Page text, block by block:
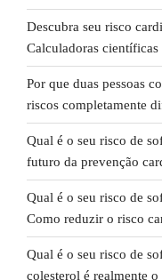
Descubra seu risco
Calculadoras científicas
Por que duas pessoas
riscos completamente
Qual é o seu risco de
futuro da prevenção
Qual é o seu risco de
Como reduzir o risco
Qual é o seu risco de
colesterol é realmente